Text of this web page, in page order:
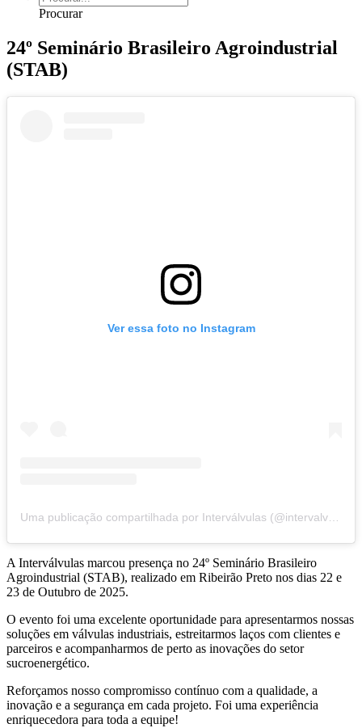
Procurar
24º Seminário Brasileiro Agroindustrial
(STAB)
Ver essa foto no Instagram
A Interválvulas marcou presença no 24º Seminário Brasileiro
Agroindustrial (STAB), realizado em Ribeirão Preto nos dias 22 e
23 de Outubro de 2025.
O evento foi uma excelente oportunidade para apresentarmos nossas
soluções em válvulas industriais, estreitarmos laços com clientes e
parceiros e acompanharmos de perto as inovações do setor
sucroenergético.
Reforçamos nosso compromisso contínuo com a qualidade, a
inovação e a segurança em cada projeto. Foi uma experiência
enriquecedora para toda a equipe!